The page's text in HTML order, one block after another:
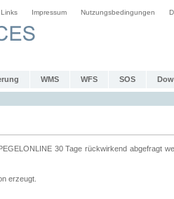
Links Impressum Nutzungsbedingungen
WMS WFS SOS
30 Tage rückwirkend abgefragt
erzeugt.